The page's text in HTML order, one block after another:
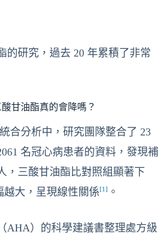
的研究，過去 20 年累積了非常
甘油酯真的會降嗎？
合分析中，研究團隊整合了 23
名冠心病患者的資料，發現補
，三酸甘油酯比對照組顯著下
越大，呈現線性關係[1] 。
AHA）的科學建議書整理處方級